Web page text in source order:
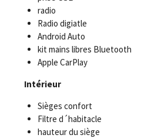
radio
Radio digiatle
Android Auto
kit mains libres Bluetooth
Apple CarPlay
Intérieur
Sièges confort
Filtre d´habitacle
hauteur du siège